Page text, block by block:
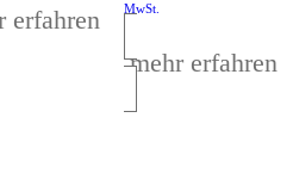
erfahren
MwSt.
mehr erfahren